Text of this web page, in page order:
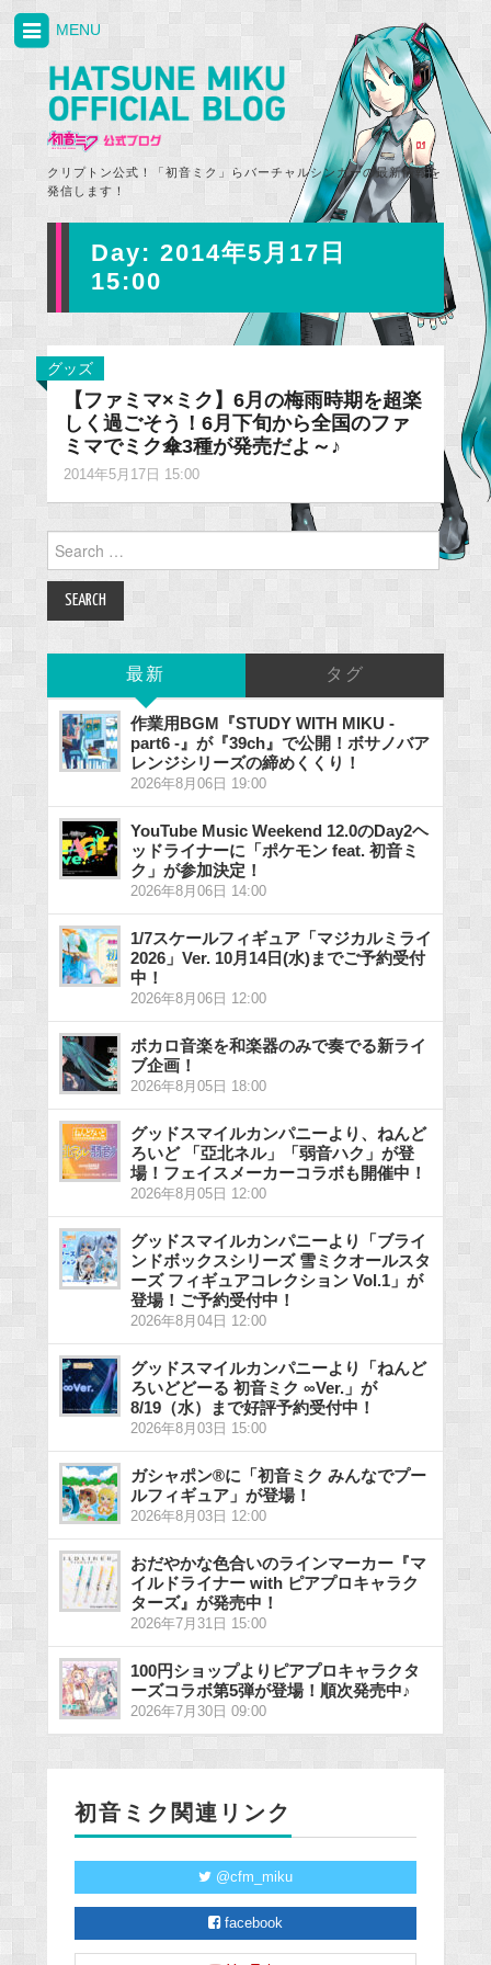
クリプトン公式！「初音ミク」らバーチャルシンガーの最新情報を
発信します！
MENU
Day: 2014年5月17日
15:00
グッズ
【ファミマ×ミク】6月の梅雨時期を超楽
しく過ごそう！6月下旬から全国のファ
ミマでミク傘3種が発売だよ～♪
2014年5月17日 15:00
Search
for:
最新 タグ
作業用BGM『STUDY WITH MIKU -
part6 -』が『39ch』で公開！ボサノバア
レンジシリーズの締めくくり！
2026年8月06日 19:00
YouTube Music Weekend 12.0のDay2ヘ
ッドライナーに「ポケモン feat. 初音ミ
ク」が参加決定！
2026年8月06日 14:00
1/7スケールフィギュア「マジカルミライ
2026」Ver. 10月14日(水)までご予約受付
中！
2026年8月06日 12:00
ボカロ音楽を和楽器のみで奏でる新ライ
ブ企画！
2026年8月05日 18:00
グッドスマイルカンパニーより、ねんど
ろいど 「亞北ネル」「弱音ハク」が登
場！フェイスメーカーコラボも開催中！
2026年8月05日 12:00
グッドスマイルカンパニーより「ブライ
ンドボックスシリーズ 雪ミクオールスタ
ーズ フィギュアコレクション Vol.1」が
登場！ご予約受付中！
2026年8月04日 12:00
グッドスマイルカンパニーより「ねんど
ろいどどーる 初音ミク ∞Ver.」が
8/19（水）まで好評予約受付中！
2026年8月03日 15:00
ガシャポン®に「初音ミク みんなでプー
ルフィギュア」が登場！
2026年8月03日 12:00
おだやかな色合いのラインマーカー『マ
イルドライナー with ピアプロキャラク
ターズ』が発売中！
2026年7月31日 15:00
100円ショップよりピアプロキャラクタ
ーズコラボ第5弾が登場！順次発売中♪
2026年7月30日 09:00
初音ミク関連リンク
@cfm_miku
facebook